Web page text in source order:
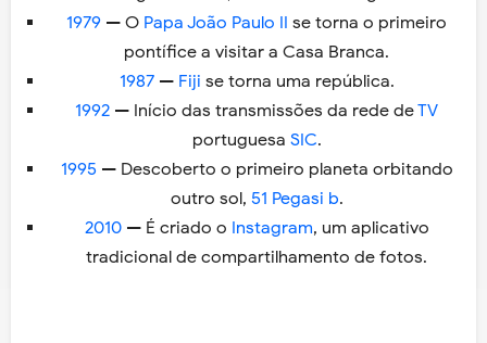
1979 — O Papa João Paulo II se torna o primeiro
pontífice a visitar a Casa Branca.
1987— Fiji se torna uma república.
1992 — Início das transmissões da rede deTV
portuguesa SIC.
1995— Descoberto o primeiro planeta orbitando
outro sol, 51 Pegasi b.
2010— É criado o Instagram, um aplicativo
tradicional de compartilhamento de fotos.